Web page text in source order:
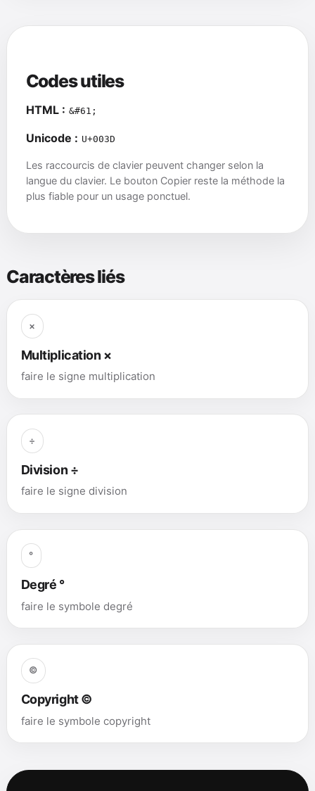
Codes utiles
HTML : &#61;
Unicode : U+003D
Les raccourcis de clavier peuvent changer selon la
langue du clavier. Le bouton Copier reste la méthode la
plus fiable pour un usage ponctuel.
Caractères liés
×
Multiplication ×
faire le signe multiplication
÷
Division ÷
faire le signe division
°
Degré °
faire le symbole degré
©
Copyright ©
faire le symbole copyright